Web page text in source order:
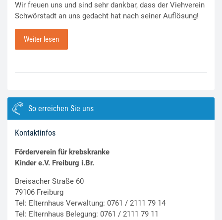
Wir freuen uns und sind sehr dankbar, dass der Viehverein
Schwörstadt an uns gedacht hat nach seiner Auflösung!
Weiter lesen
So erreichen Sie uns
Kontaktinfos
Förderverein für krebskranke
Kinder e.V. Freiburg i.Br.
Breisacher Straße 60
79106 Freiburg
Tel: Elternhaus Verwaltung: 0761 / 2111 79 14
Tel: Elternhaus Belegung: 0761 / 2111 79 11